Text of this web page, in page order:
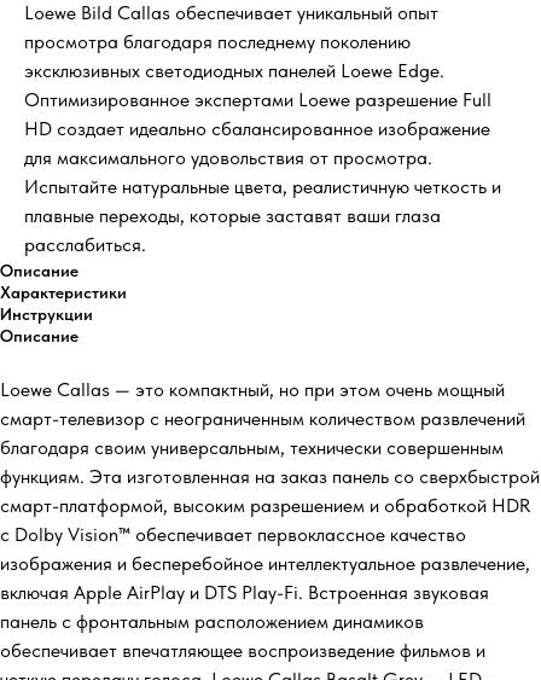
Loewe Bild Callas обеспечивает уникальный опыт
просмотра благодаря последнему поколению
эксклюзивных светодиодных панелей Loewe Edge.
Оптимизированное экспертами Loewe разрешение Full
HD создает идеально сбалансированное изображение
для максимального удовольствия от просмотра.
Испытайте натуральные цвета, реалистичную четкость и
плавные переходы, которые заставят ваши глаза
расслабиться.
Описание
Характеристики
Инструкции
Описание
Loewe Callas — это компактный, но при этом очень мощный
смарт-телевизор с неограниченным количеством развлечений
благодаря своим универсальным, технически совершенным
функциям. Эта изготовленная на заказ панель со сверхбыстрой
смарт-платформой, высоким разрешением и обработкой HDR
с Dolby Vision™ обеспечивает первоклассное качество
изображения и бесперебойное интеллектуальное развлечение,
включая Apple AirPlay и DTS Play-Fi. Встроенная звуковая
панель с фронтальным расположением динамиков
обеспечивает впечатляющее воспроизведение фильмов и